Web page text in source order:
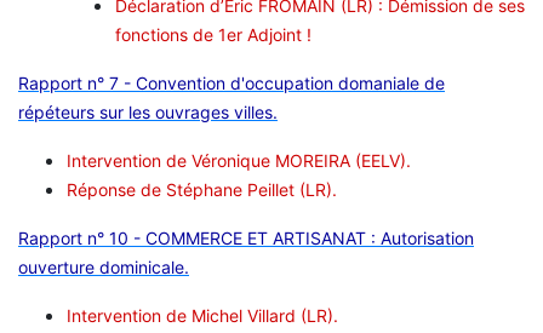
Déclaration d’Éric FROMAIN (LR) : Démission de ses
fonctions de 1er Adjoint !
Rapport n° 7 - Convention d'occupation domaniale de
répéteurs sur les ouvrages villes.
Intervention de Véronique MOREIRA (EELV).
Réponse de Stéphane Peillet (LR).
Rapport n° 10 - COMMERCE ET ARTISANAT : Autorisation
ouverture dominicale.
Intervention de Michel Villard (LR).